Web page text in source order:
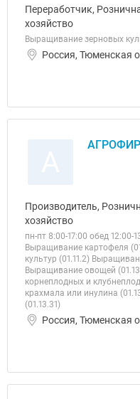
Переработчик,
хозяйство
Выращивание зерновых
Россия, Тюменская
Производитель,
хозяйство
пн-пт 8:00-17:00 обед
Выращивание картофеля
культур (01.11.2)
Выращивание овощей
корнеплодных и
крахмала или инулина
(01.13.31)
Россия, Тюменская